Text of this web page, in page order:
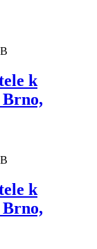
k
k